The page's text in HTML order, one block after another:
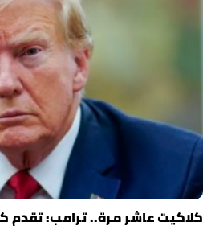
كلاكيت عاشر مرة.. ترامب: تقدم